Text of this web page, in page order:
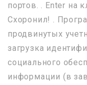
портов. . Enter на
Схоронил! .
продвинутых
загрузка
социального
информации (в